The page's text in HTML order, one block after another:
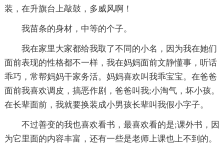
装，在升旗台上敲鼓，多威风啊！
我苗条的身材，中等的个子。
我在家里大家都给我取了不同的小名，因为我在她们
面前表现的性格都不一样，我在妈妈面前文静懂事，听话
乖巧，常帮妈妈干家务活。妈妈喜欢叫我乖宝宝。在爸爸
面前我喜欢调皮，搞恶作剧，爸爸叫我;小淘气，坏小孩。
在长辈面前，我就要换装成小男孩长辈叫我假小字子。
不过善变的我也喜欢看书，最喜欢看的是;课外书，因
为它里面的内容丰富，还有一些是老师上课也上不到的。